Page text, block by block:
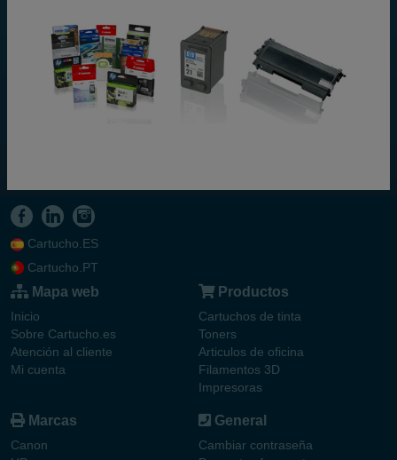
Cartucho.ES
Cartucho.PT
Mapa web
Inicio
Sobre Cartucho.es
Atención al cliente
Mi cuenta
Productos
Cartuchos de tinta
Toners
Articulos de oficina
Filamentos 3D
Impresoras
Marcas
Canon
General
Cambiar contraseña